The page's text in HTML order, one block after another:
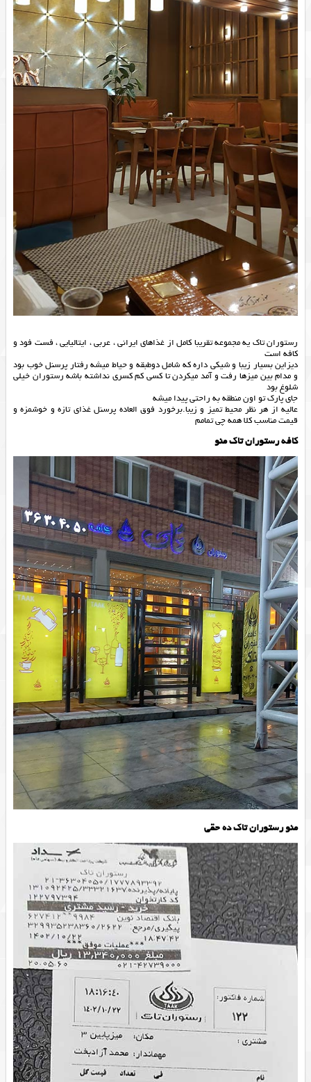
رستوران تاک یه مجموعه تقریبا کامل از غذاهای ایرانی ، عربی ، ایتالیایی ، فست فود و
کافه است
دیزاین بسیار زیبا و شیکی داره که شامل دوطبقه و حیاط میشه رفتار پرسنل خوب بود
و مدام بین میزها رفت و آمد میکردن تا کسی کم کسری نداشته باشه رستوران خیلی
شلوغ بود
جای پارک تو اون منطقه به راحتی پیدا میشه
عالیه از هر نظر محیط تمیز و زیبا.برخورد فوق العاده پرسنل غذای تازه و خوشمزه و
قیمت مناسب کلا همه چی تمامم
کافه رستوران تاک منو
منو رستوران تاک ده حقی